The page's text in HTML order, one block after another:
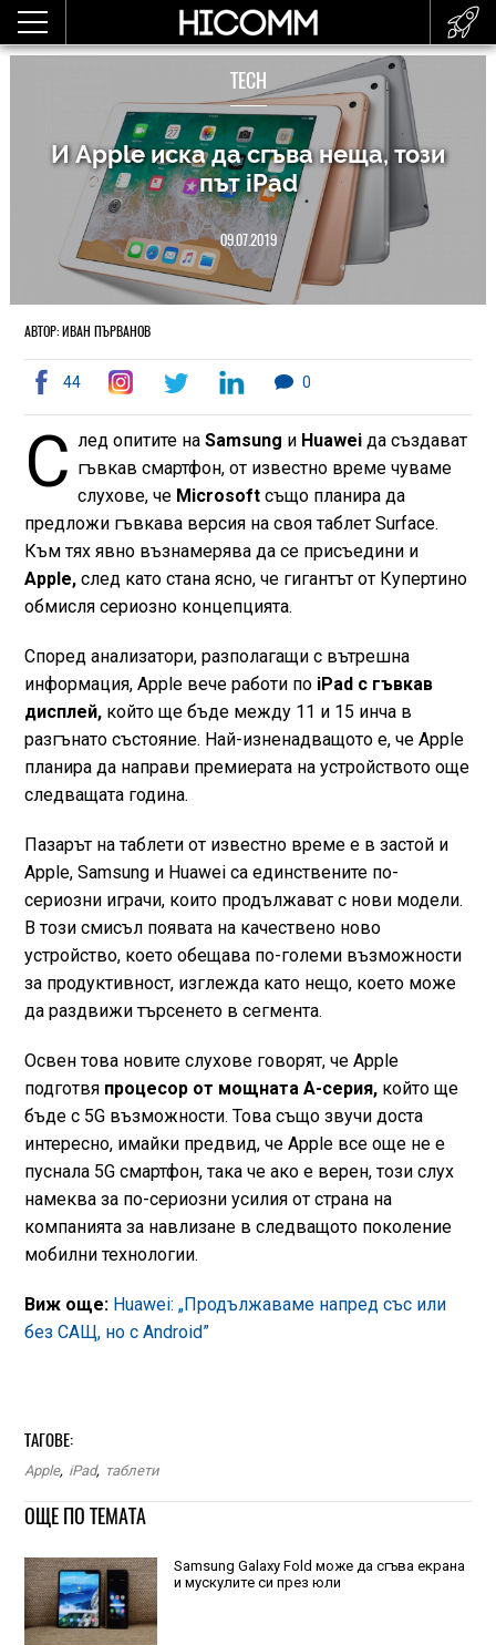
TECH
И Apple иска да сгъва неща, този
път iPad
09.07.2019
АВТОР: ИВАН ПЪРВАНОВ
44 0
С лед опитите наSamsung и Huawei да създават
гъвкав смартфон, от известно време чуваме
слухове, че Microsoft също планира да
предложи гъвкава версия на своя таблет Surface.
Към тях явно възнамерява да се присъедини и
Apple,след като стана ясно, че гигантът от Купертино
обмисля сериозно концепцията.
Според анализатори, разполагащи с вътрешна
информация, Apple вече работи поiPad с гъвкав
дисплей,който ще бъде между 11 и 15 инча в
разгънато състояние. Най-изненадващото е, че Apple
планира да направи премиерата на устройството още
следващата година.
Пазарът на таблети от известно време е в застой и
Apple, Samsung и Huawei са единствените по-
сериозни играчи, които продължават с нови модели.
В този смисъл появата на качествено ново
устройство, което обещава по-големи възможности
за продуктивност, изглежда като нещо, което може
да раздвижи търсенето в сегмента.
Освен това новите слухове говорят, че Apple
подготвяпроцесор от мощната А-серия,който ще
бъде с 5G възможности. Това също звучи доста
интересно, имайки предвид, че Apple все още не е
пуснала 5G смартфон, така че ако е верен, този слух
намеква за по-сериозни усилия от страна на
компанията за навлизане в следващото поколение
мобилни технологии.
Виж още: Huawei: „Продължаваме напред със или
без САЩ, но с Android”
ТАГОВЕ:
Apple, iPad, таблети
ОЩЕ ПО ТЕМАТА
Samsung Galaxy Fold може да сгъва екрана
и мускулите си през юли